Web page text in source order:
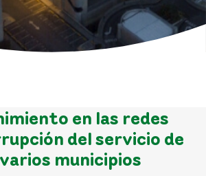
en las redes
del servicio de
municipios